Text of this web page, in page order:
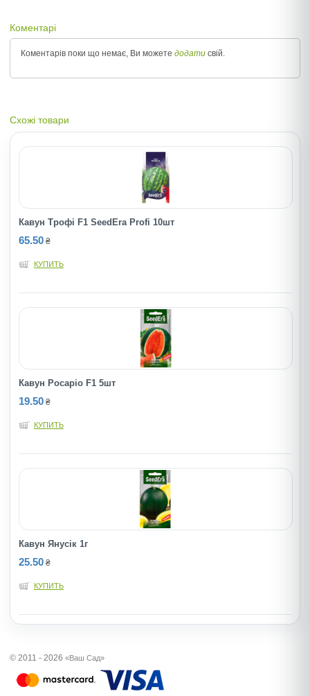
Коментарі
Коментарів поки що немає, Ви можете додати свій.
Схожі товари
Кавун Трофі F1 SeedEra Profi 10шт
65.50 ₴
КУПИТЬ
Кавун Pocapio F1 5шт
19.50 ₴
КУПИТЬ
Кавун Янусік 1г
25.50 ₴
КУПИТЬ
© 2011 - 2026 «Ваш Сад»